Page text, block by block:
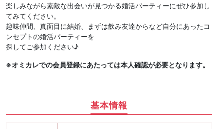
楽しみながら素敵な出会いが見つかる婚活パーティーにぜひ参加し
てみてください。
趣味仲間、真面目に結婚、まずは飲み友達からなど自分にあったコ
ンセプトの婚活パーティーを
探してご参加ください♪
※オミカレでの会員登録にあたっては本人確認が必要となります。
基本情報